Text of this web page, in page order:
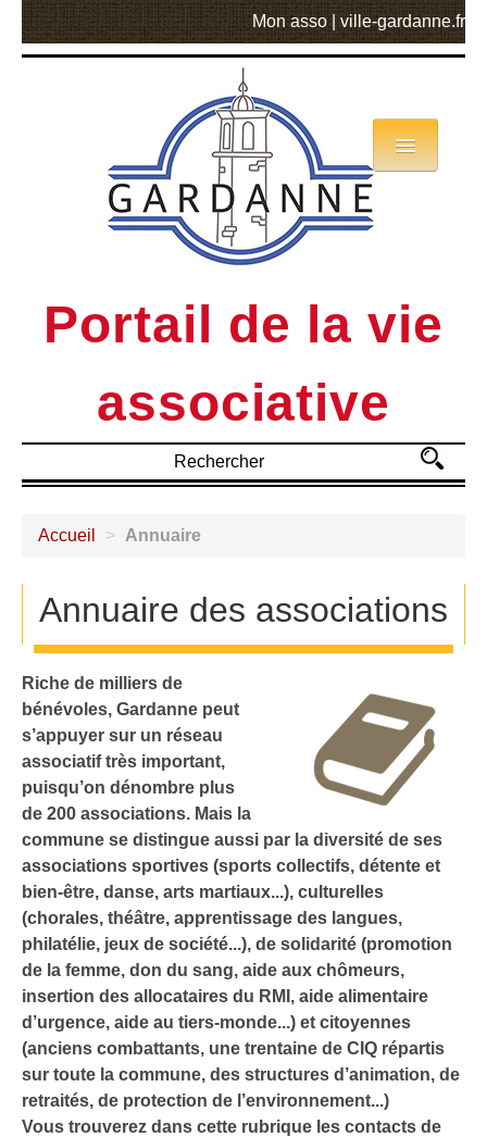
Mon asso ville-gardanne.fr
Portail de la vie
associative
Annuaire
Actualités
MVA
Accueil > Annuaire
Annuaire des associations
Riche de milliers de
bénévoles, Gardanne peut
s’appuyer sur un réseau
associatif très important,
puisqu’on dénombre plus
de 200 associations. Mais la
commune se distingue aussi par la diversité de ses
associations sportives (sports collectifs, détente et
bien-être, danse, arts martiaux...), culturelles
(chorales, théâtre, apprentissage des langues,
philatélie, jeux de société...), de solidarité (promotion
de la femme, don du sang, aide aux chômeurs,
insertion des allocataires du RMI, aide alimentaire
d’urgence, aide au tiers-monde...) et citoyennes
(anciens combattants, une trentaine de CIQ répartis
sur toute la commune, des structures d’animation, de
retraités, de protection de l’environnement...)
Vous trouverez dans cette rubrique les contacts de